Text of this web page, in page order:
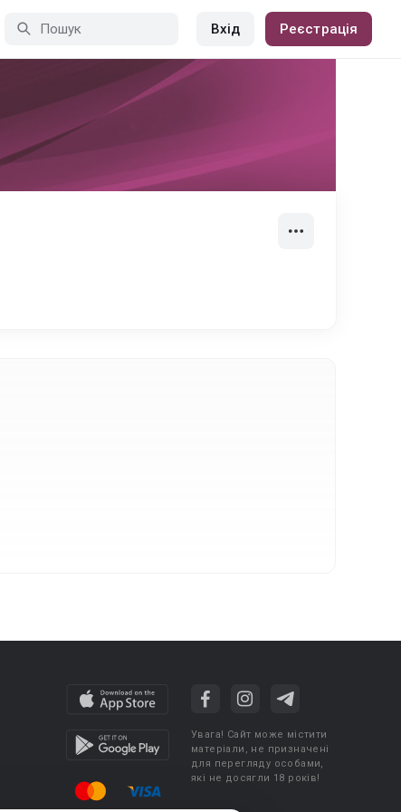
Вхід Реєстрація
Увага! Сайт може містити
матеріали, не призначені
для перегляду особами,
які не досягли 18 років!